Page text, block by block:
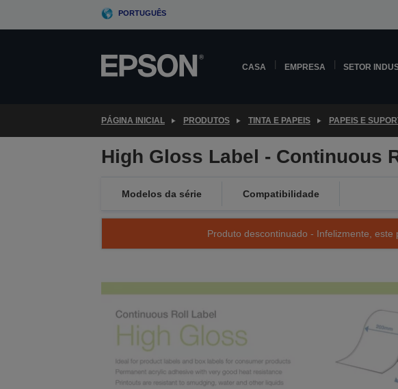
PORTUGUÊS
CASA EMPRESA SETOR
PÁGINA INICIAL PRODUTOS TINTA E PAPEIS PAPEIS E
High Gloss Label - Continuous
Modelos da série Compatibilidade
Produto descontinuado - Infelizmente,